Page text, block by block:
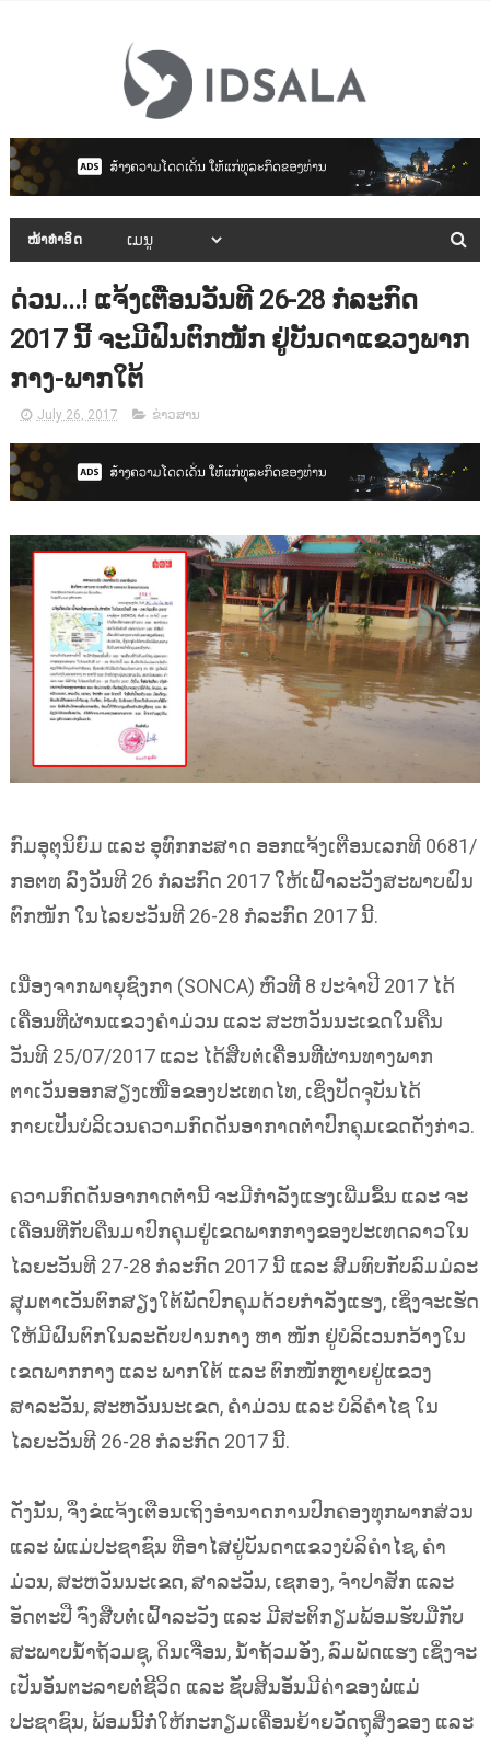
ໜ້າທຳອິດ
ດ່ວນ...! ແຈ້ງເຕືອນວັນທີ 26-28 ກໍລະກົດ
2017 ນີ້ ຈະມີຝົນຕົກໜັກ ຢູ່ບັນດາແຂວງພາກ
ກາງ-ພາກໃຕ້
July 26, 2017 ຂ່າວສານ
ກົມອຸຕຸນິຍົມ ແລະ ອຸທົກກະສາດ ອອກແຈ້ງເຕືອນເລກທີ 0681/
ກອຕທ ລົງວັນທີ 26 ກໍລະກົດ 2017 ໃຫ້ເຝົ້າລະວັງສະພາບຝົນ
ຕົກໜັກ ໃນໄລຍະວັນທີ 26-28 ກໍລະກົດ 2017 ນີ້.
ເນື່ອງຈາກພາຍຸຊົງກາ (SONCA) ຫົວທີ 8 ປະຈຳປີ 2017 ໄດ້
ເຄື່ອນທີ່ຜ່ານແຂວງຄຳມ່ວນ ແລະ ສະຫວັນນະເຂດໃນຄືນ
ວັນທີ 25/07/2017 ແລະ ໄດ້ສືບຕໍ່ເຄື່ອນທີ່ຜ່ານທາງພາກ
ຕາເວັນອອກສຽງເໜືອຂອງປະເທດໄທ, ເຊິ່ງປັດຈຸບັນໄດ້
ກາຍເປັນບໍລິເວນຄວາມກົດດັນອາກາດຕ່ຳປົກຄຸມເຂດດັ່ງກ່າວ.
ຄວາມກົດດັນອາກາດຕ່ຳນີ້ ຈະມີກຳລັງແຮງເພີ່ມຂຶ້ນ ແລະ ຈະ
ເຄື່ອນທີ່ກັບຄືນມາປົກຄຸມຢູ່ເຂດພາກກາງຂອງປະເທດລາວໃນ
ໄລຍະວັນທີ 27-28 ກໍລະກົດ 2017 ນີ້ ແລະ ສົມທົບກັບລົມມໍລະ
ສຸມຕາເວັນຕົກສຽງໃຕ້ພັດປົກຄຸມດ້ວຍກຳລັງແຮງ, ເຊິ່ງຈະເຮັດ
ໃຫ້ມີຝົນຕົກໃນລະດັບປານກາງ ຫາ ໜັກ ຢູ່ບໍລິເວນກວ້າງໃນ
ເຂດພາກກາງ ແລະ ພາກໃຕ້ ແລະ ຕົກໜັກຫຼາຍຢູ່ແຂວງ
ສາລະວັນ, ສະຫວັນນະເຂດ, ຄຳມ່ວນ ແລະ ບໍລິຄຳໄຊ ໃນ
ໄລຍະວັນທີ 26-28 ກໍລະກົດ 2017 ນີ້.
ດັ່ງນັ້ນ, ຈຶ່ງຂໍແຈ້ງເຕືອນເຖິງອຳນາດການປົກຄອງທຸກພາກສ່ວນ
ແລະ ພໍ່ແມ່ປະຊາຊົນ ທີ່ອາໄສຢູ່ບັນດາແຂວງບໍລິຄຳໄຊ, ຄຳ
ມ່ວນ, ສະຫວັນນະເຂດ, ສາລະວັນ, ເຊກອງ, ຈຳປາສັກ ແລະ
ອັດຕະປື ຈົ່ງສືບຕໍ່ເຝົ້າລະວັງ ແລະ ມີສະຕິກຽມພ້ອມຮັບມືກັບ
ສະພາບນ້ຳຖ້ວມຊຸ, ດິນເຈື່ອນ, ນ້ຳຖ້ວມອັ່ງ, ລົມພັດແຮງ ເຊິ່ງຈະ
ເປັນອັນຕະລາຍຕໍ່ຊີວິດ ແລະ ຊັບສິນອັນມີຄ່າຂອງພໍ່ແມ່
ປະຊາຊົນ, ພ້ອມນີ້ກໍ່ໃຫ້ກະກຽມເຄື່ອນຍ້າຍວັດຖຸສິ່ງຂອງ ແລະ